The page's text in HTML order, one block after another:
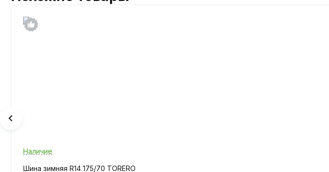
Наличие
Шина зимняя R14 175/70 TORERO